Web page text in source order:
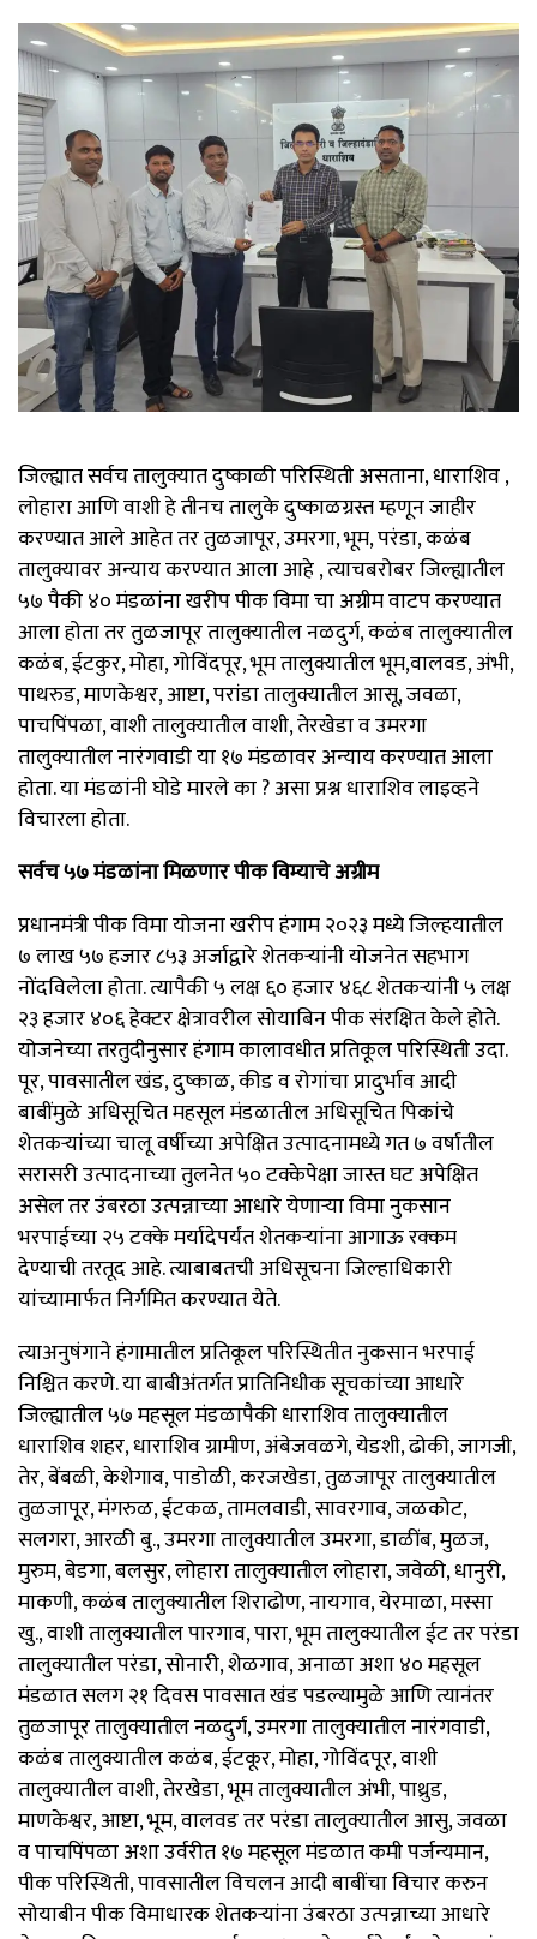
जिल्ह्यात सर्वच तालुक्यात दुष्काळी परिस्थिती असताना, धाराशिव ,
लोहारा आणि वाशी हे तीनच तालुके दुष्काळग्रस्त म्हणून जाहीर
करण्यात आले आहेत तर तुळजापूर, उमरगा, भूम, परंडा, कळंब
तालुक्यावर अन्याय करण्यात आला आहे , त्याचबरोबर जिल्ह्यातील
५७ पैकी ४० मंडळांना खरीप पीक विमा चा अग्रीम वाटप करण्यात
आला होता तर तुळजापूर तालुक्यातील नळदुर्ग, कळंब तालुक्यातील
कळंब, ईटकुर, मोहा, गोविंदपूर, भूम तालुक्यातील भूम,वालवड, अंभी,
पाथरुड, माणकेश्वर, आष्टा, परांडा तालुक्यातील आसू, जवळा,
पाचपिंपळा, वाशी तालुक्यातील वाशी, तेरखेडा व उमरगा
तालुक्यातील नारंगवाडी या १७ मंडळावर अन्याय करण्यात आला
होता. या मंडळांनी घोडे मारले का ? असा प्रश्न धाराशिव लाइव्हने
विचारला होता.
सर्वच ५७ मंडळांना मिळणार पीक विम्याचे अग्रीम
प्रधानमंत्री पीक विमा योजना खरीप हंगाम २०२३ मध्ये जिल्हयातील
७ लाख ५७ हजार ८५३ अर्जाद्वारे शेतकऱ्यांनी योजनेत सहभाग
नोंदविलेला होता. त्यापैकी ५ लक्ष ६० हजार ४६८ शेतकऱ्यांनी ५ लक्ष
२३ हजार ४०६ हेक्टर क्षेत्रावरील सोयाबिन पीक संरक्षित केले होते.
योजनेच्या तरतुदीनुसार हंगाम कालावधीत प्रतिकूल परिस्थिती उदा.
पूर, पावसातील खंड, दुष्काळ, कीड व रोगांचा प्रादुर्भाव आदी
बाबींमुळे अधिसूचित महसूल मंडळातील अधिसूचित पिकांचे
शेतकऱ्यांच्या चालू वर्षीच्या अपेक्षित उत्पादनामध्ये गत ७ वर्षातील
सरासरी उत्पादनाच्या तुलनेत ५० टक्केपेक्षा जास्त घट अपेक्षित
असेल तर उंबरठा उत्पन्नाच्या आधारे येणाऱ्या विमा नुकसान
भरपाईच्या २५ टक्के मर्यादेपर्यंत शेतकऱ्यांना आगाऊ रक्कम
देण्याची तरतूद आहे. त्याबाबतची अधिसूचना जिल्हाधिकारी
यांच्यामार्फत निर्गमित करण्यात येते.
त्याअनुषंगाने हंगामातील प्रतिकूल परिस्थितीत नुकसान भरपाई
निश्चित करणे. या बाबीअंतर्गत प्रातिनिधीक सूचकांच्या आधारे
जिल्ह्यातील ५७ महसूल मंडळापैकी धाराशिव तालुक्यातील
धाराशिव शहर, धाराशिव ग्रामीण, अंबेजवळगे, येडशी, ढोकी, जागजी,
तेर, बेंबळी, केशेगाव, पाडोळी, करजखेडा, तुळजापूर तालुक्यातील
तुळजापूर, मंगरुळ, ईटकळ, तामलवाडी, सावरगाव, जळकोट,
सलगरा, आरळी बु., उमरगा तालुक्यातील उमरगा, डाळींब, मुळज,
मुरुम, बेडगा, बलसुर, लोहारा तालुक्यातील लोहारा, जवेळी, धानुरी,
माकणी, कळंब तालुक्यातील शिराढोण, नायगाव, येरमाळा, मस्सा
खु., वाशी तालुक्यातील पारगाव, पारा, भूम तालुक्यातील ईट तर परंडा
तालुक्यातील परंडा, सोनारी, शेळगाव, अनाळा अशा ४० महसूल
मंडळात सलग २१ दिवस पावसात खंड पडल्यामुळे आणि त्यानंतर
तुळजापूर तालुक्यातील नळदुर्ग, उमरगा तालुक्यातील नारंगवाडी,
कळंब तालुक्यातील कळंब, ईटकूर, मोहा, गोविंदपूर, वाशी
तालुक्यातील वाशी, तेरखेडा, भूम तालुक्यातील अंभी, पाथ्रुड,
माणकेश्वर, आष्टा, भूम, वालवड तर परंडा तालुक्यातील आसु, जवळा
व पाचपिंपळा अशा उर्वरीत १७ महसूल मंडळात कमी पर्जन्यमान,
पीक परिस्थिती, पावसातील विचलन आदी बाबींचा विचार करुन
सोयाबीन पीक विमाधारक शेतकऱ्यांना उंबरठा उत्पन्नाच्या आधारे